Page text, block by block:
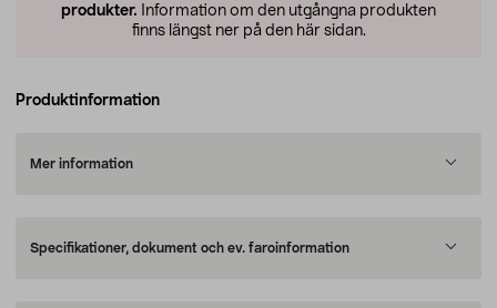
produkter. Information om den utgångna produkten
finns längst ner på den här sidan.
Produktinformation
Mer information
Specifikationer, dokument och ev. faroinformation